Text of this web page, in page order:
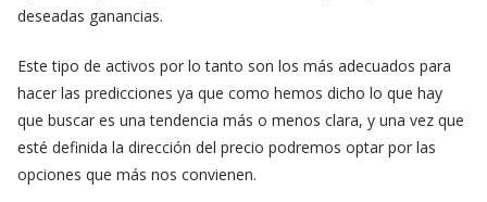
deseadas ganancias.
Este tipo de activos por lo tanto son los más adecuados para
hacer las predicciones ya que como hemos dicho lo que hay
que buscar es una tendencia más o menos clara, y una vez que
esté definida la dirección del precio podremos optar por las
opciones que más nos convienen.